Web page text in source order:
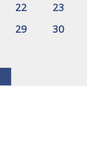
22
23
29
30